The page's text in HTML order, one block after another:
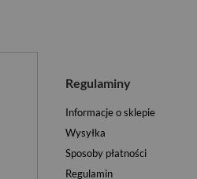
Regulaminy
Informacje o sklepie
Wysyłka
Sposoby płatności
Regulamin